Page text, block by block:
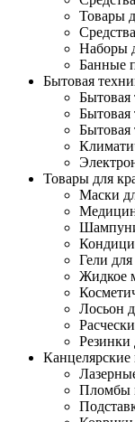
Товары
Наборы
Банные
Бытовая
Бытовая
Бытовая
Бытовая
Товары для
Маски
Гели
Жидкое
Лосьон
Резинки
Пломбы